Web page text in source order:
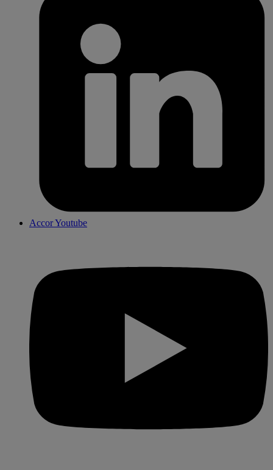
Accor Youtube